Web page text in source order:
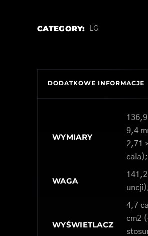
CATEGORY: LG
DODATKOWE INFORMACJE
WYMIARY
9,4
2,71
cala);
WAGA
WYŚWIETLACZ
4,7
cm2